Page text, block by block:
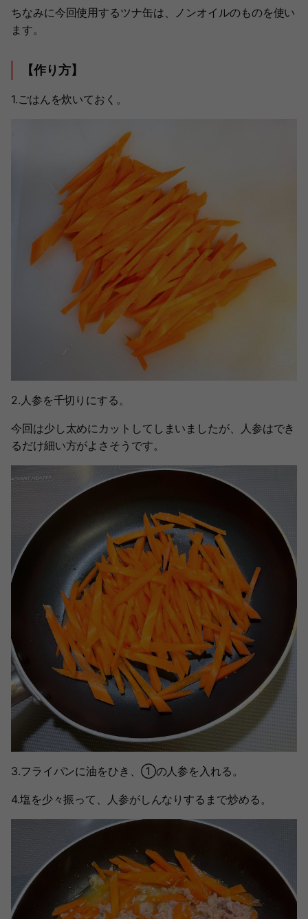
ちなみに今回使用するツナ缶は、ノンオイルのものを使い
ます。
【作り方】
1.ごはんを炊いておく。
2.人参を千切りにする。
今回は少し太めにカットしてしまいましたが、人参はでき
るだけ細い方がよさそうです。
3.フライパンに油をひき、①の人参を入れる。
4.塩を少々振って、人参がしんなりするまで炒める。